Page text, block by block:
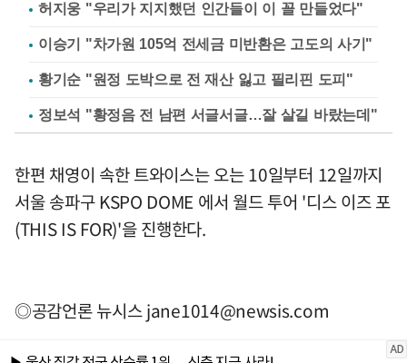
허지웅 "우리가 지지했던 인간들이 이 꼴 만들었다"
이승기 "차가원 105억 전세금 미반환은 고도의 사기"
황기순 "원정 도박으로 전 재산 잃고 필리핀 도피"
정보석 "황정음 전 남편 서글서글…잘 살길 바랐는데"
한편 채영이 속한 트와이스는 오는 10일부터 12일까지
서울 송파구 KSPO DOME 에서 월드 투어 '디스 이즈 포
(THIS IS FOR)'을 진행한다.
◎공감언론 뉴시스jane1014@newsis.com